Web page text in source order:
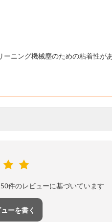
件のレビューに基づいています
ーを書く